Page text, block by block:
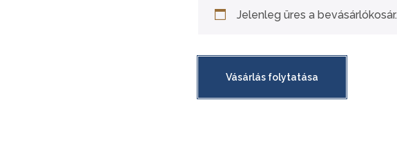
Jelenleg üres a bevásárlókosár.
Vásárlás folytatása